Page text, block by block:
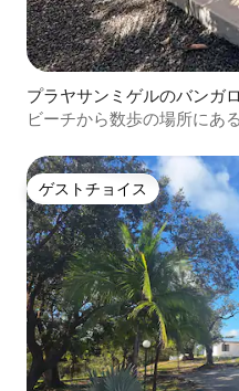
プラヤサンミゲルのバンガ
ビーチから数歩の場所にあ
ゲストチョイス
ゲストチョイス